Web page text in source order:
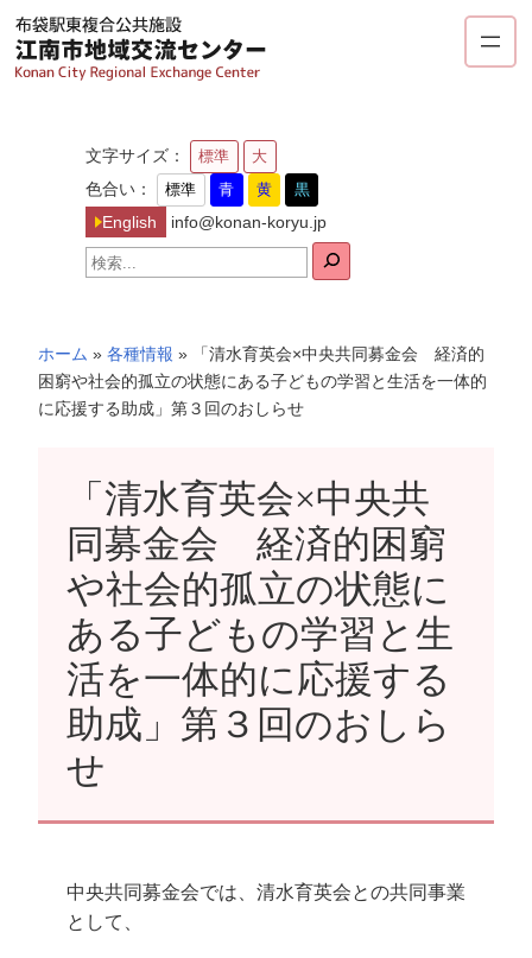
内
容
を
文字サイズ： 標準 大
色合い： 標準 青 黄 黒
English info@konan-koryu.jp
検
索
ホーム » 各種情報 » 「清水育英会×中央共同募金会 経済的
困窮や社会的孤立の状態にある子どもの学習と生活を一体的
に応援する助成」第３回のおしらせ
「清水育英会×中央共
同募金会 経済的困窮
や社会的孤立の状態に
ある子どもの学習と生
活を一体的に応援する
助成」第３回のおしら
せ
中央共同募金会では、清水育英会との共同事業
として、